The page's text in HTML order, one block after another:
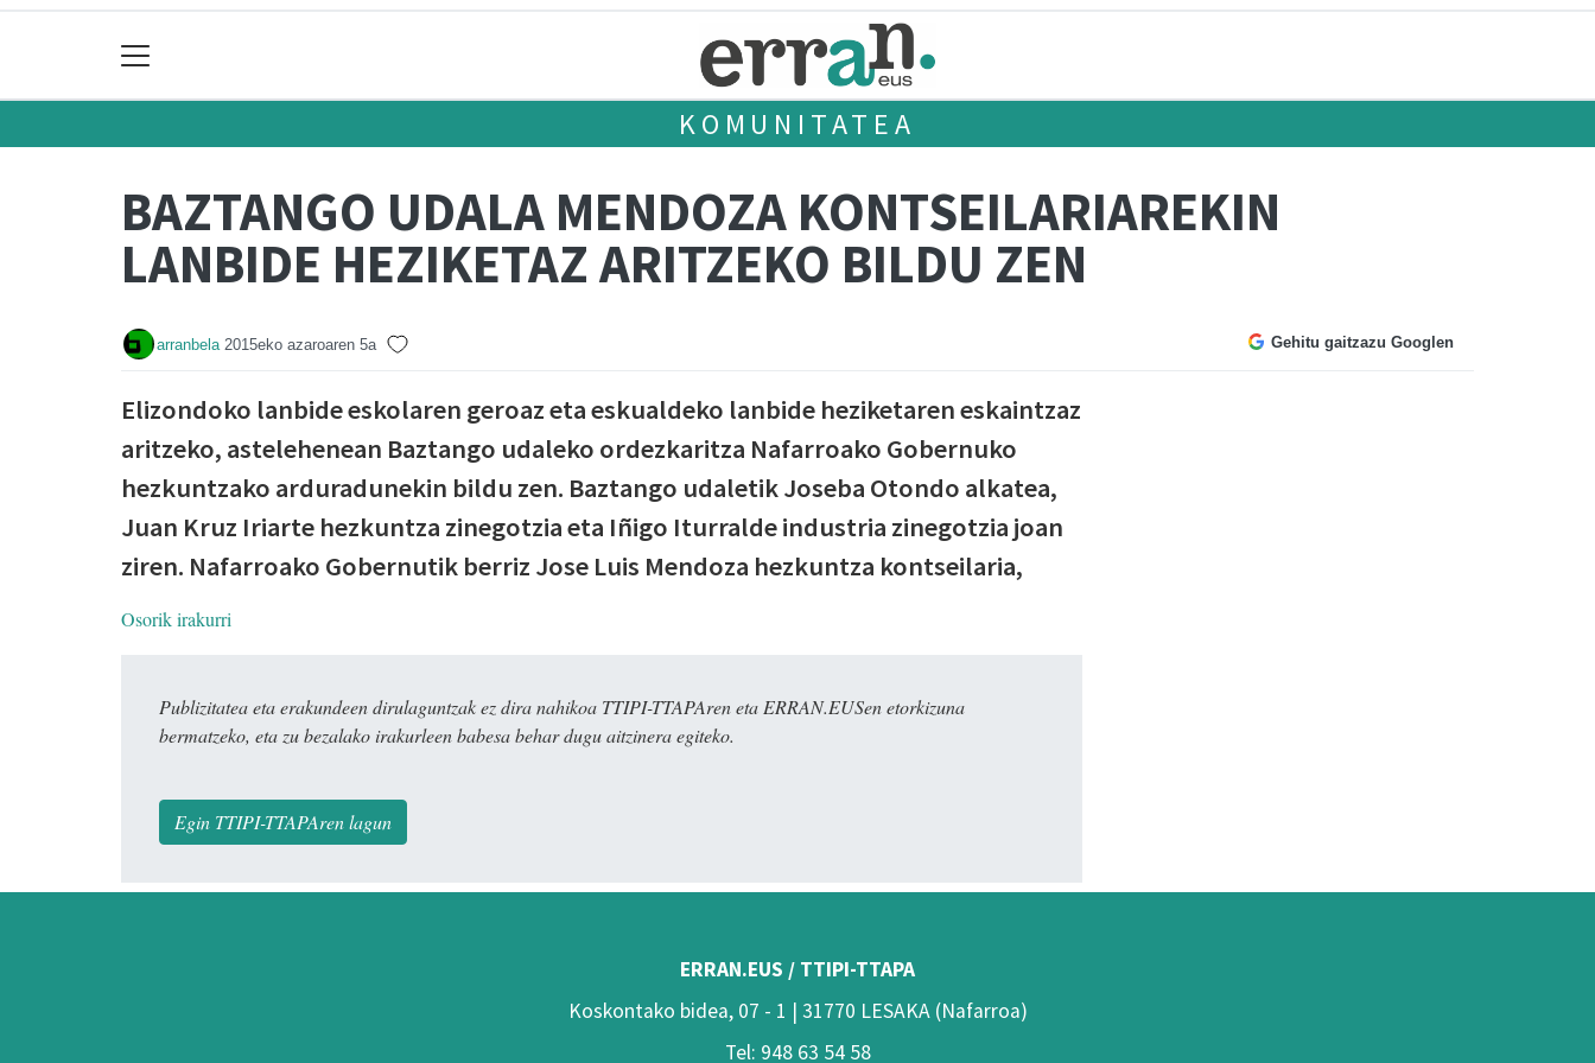
KOMUNITATEA
BAZTANGO UDALA MENDOZA KONTSEILARIAREKIN
LANBIDE HEZIKETAZ ARITZEKO BILDU ZEN
arranbela 2015eko azaroaren 5a Gehitu gaitzazu Googlen
Elizondoko lanbide eskolaren geroaz eta eskualdeko lanbide heziketaren eskaintzaz
aritzeko, astelehenean Baztango udaleko ordezkaritza Nafarroako Gobernuko
hezkuntzako arduradunekin bildu zen. Baztango udaletik Joseba Otondo alkatea,
Juan Kruz Iriarte hezkuntza zinegotzia eta Iñigo Iturralde industria zinegotzia joan
ziren. Nafarroako Gobernutik berriz Jose Luis Mendoza hezkuntza kontseilaria,
Osorik irakurri
Publizitatea eta erakundeen dirulaguntzak ez dira nahikoa TTIPI-TTAPAren eta ERRAN.EUSen etorkizuna
bermatzeko, eta zu bezalako irakurleen babesa behar dugu aitzinera egiteko.
Egin TTIPI-TTAPAren lagun
ERRAN.EUS / TTIPI-TTAPA
Koskontako bidea, 07 - 1 | 31770 LESAKA (Nafarroa)
Tel: 948 63 54 58